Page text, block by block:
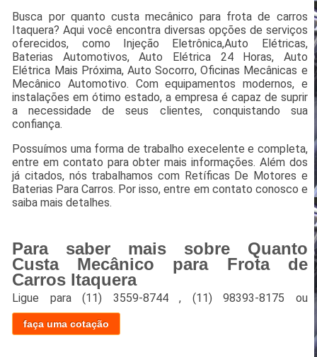
Busca por quanto custa mecânico para frota de carros
Itaquera? Aqui você encontra diversas opções de serviços
oferecidos, como Injeção Eletrônica,Auto Elétricas,
Baterias Automotivos, Auto Elétrica 24 Horas, Auto
Elétrica Mais Próxima, Auto Socorro, Oficinas Mecânicas e
Mecânico Automotivo. Com equipamentos modernos, e
instalações em ótimo estado, a empresa é capaz de suprir
a necessidade de seus clientes, conquistando sua
confiança.
Possuímos uma forma de trabalho execelente e completa,
entre em contato para obter mais informações. Além dos
já citados, nós trabalhamos com Retíficas De Motores e
Baterias Para Carros. Por isso, entre em contato conosco e
saiba mais detalhes.
Para saber mais sobre Quanto
Custa Mecânico para Frota de
Carros Itaquera
Ligue para(11) 3559-8744 , (11) 98393-8175 ou
faça uma cotação